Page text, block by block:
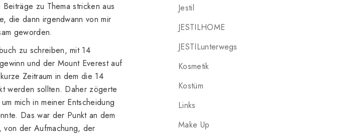
zu Thema stricken aus
die dann irgendwann von mir
geworden.
zu schreiben, mit 14
und der Mount Everest auf
Zeitraum in dem die 14
werden sollten. Daher zögerte
mich in meiner Entscheidung
Das war der Punkt an dem
von der Aufmachung, der
Jestil
JESTILHOME
JESTILunterwegs
Kosmetik
Kostüm
Links
Make Up